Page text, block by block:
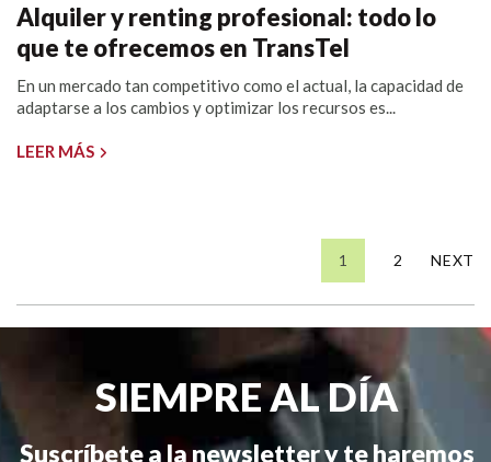
Alquiler y renting profesional: todo lo
que te ofrecemos en TransTel
En un mercado tan competitivo como el actual, la capacidad de
adaptarse a los cambios y optimizar los recursos es...
LEER MÁS
1 2 NEXT
SIEMPRE AL DÍA
Suscríbete a la newsletter y te haremos